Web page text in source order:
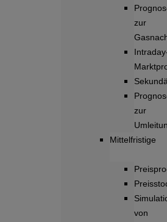
zur
zur
Mittelfristige
von